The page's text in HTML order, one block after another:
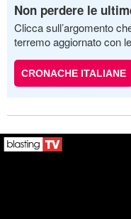
Non perdere le
Clicca sull’argomento
terremo aggiornato con
CRONACHE ITALIANE